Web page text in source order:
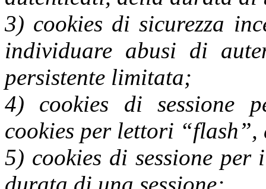
3) cookies di sicurezza
individuare abusi di
persistente limitata;
4) cookies di sessione
cookies per lettori
5) cookies di sessione